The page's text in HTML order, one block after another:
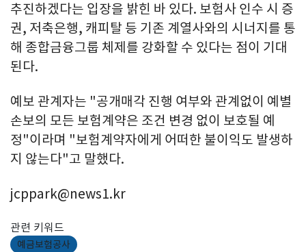
추진하겠다는 입장을 밝힌 바 있다. 보험사 인수 시 증
권, 저축은행, 캐피탈 등 기존 계열사와의 시너지를 통
해 종합금융그룹 체제를 강화할 수 있다는 점이 기대
된다.
예보 관계자는 "공개매각 진행 여부와 관계없이 예별
손보의 모든 보험계약은 조건 변경 없이 보호될 예
정"이라며 "보험계약자에게 어떠한 불이익도 발생하
지 않는다"고 말했다.
jcppark@news1.kr
관련 키워드
예금보험공사